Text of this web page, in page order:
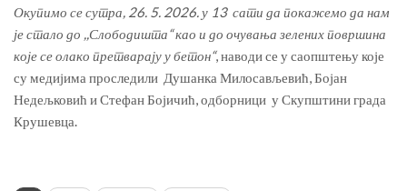
Окупимо се сутра, 26. 5. 2026. у 13 сати да покажемо да нам
је стало до ,,Слободишта“ као и до очувања зелених површина
које се олако претварају у бетон“, наводи се у саопштењу које
су медијима проследили Душанка Милосављевић, Бојан
Недељковић и Стефан Бојичић, одборници у Скупштини града
Крушевца.